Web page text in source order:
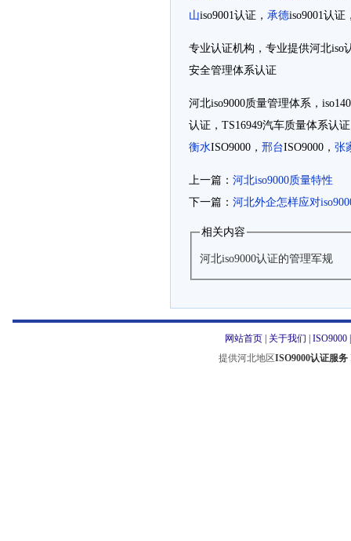
山iso9001认证， 承德iso9001认证
专业认证机构，专业提供河北iso
安全管理体系认证
河北iso9000质量管理体系，
认证，TS16949汽车质量体系认
衡水ISO9000， 邢台ISO9000， 张
上一篇： 河北iso9000质量特性
下一篇： 河北外企怎样应对
相关内容
河北iso9000认证的管理军规
网站首页| 关于我们 ISO9000
提供河北地区ISO9000认证服务